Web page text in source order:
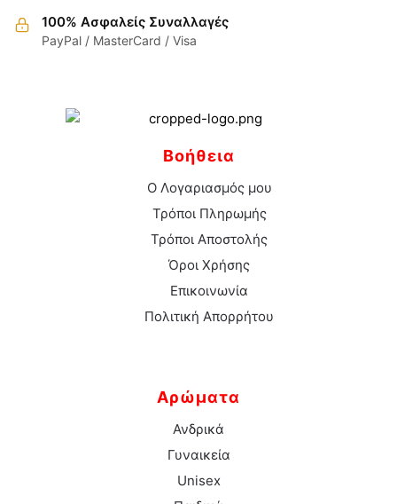
προϊόντος
100% Ασφαλείς Συναλλαγές
PayPal / MasterCard / Visa
Βοήθεια
Ο Λογαριασμός μου
Τρόποι Πληρωμής
Τρόποι Αποστολής
Όροι Χρήσης
Επικοινωνία
Πολιτική Απορρήτου
Αρώματα
Ανδρικά
Γυναικεία
Unisex